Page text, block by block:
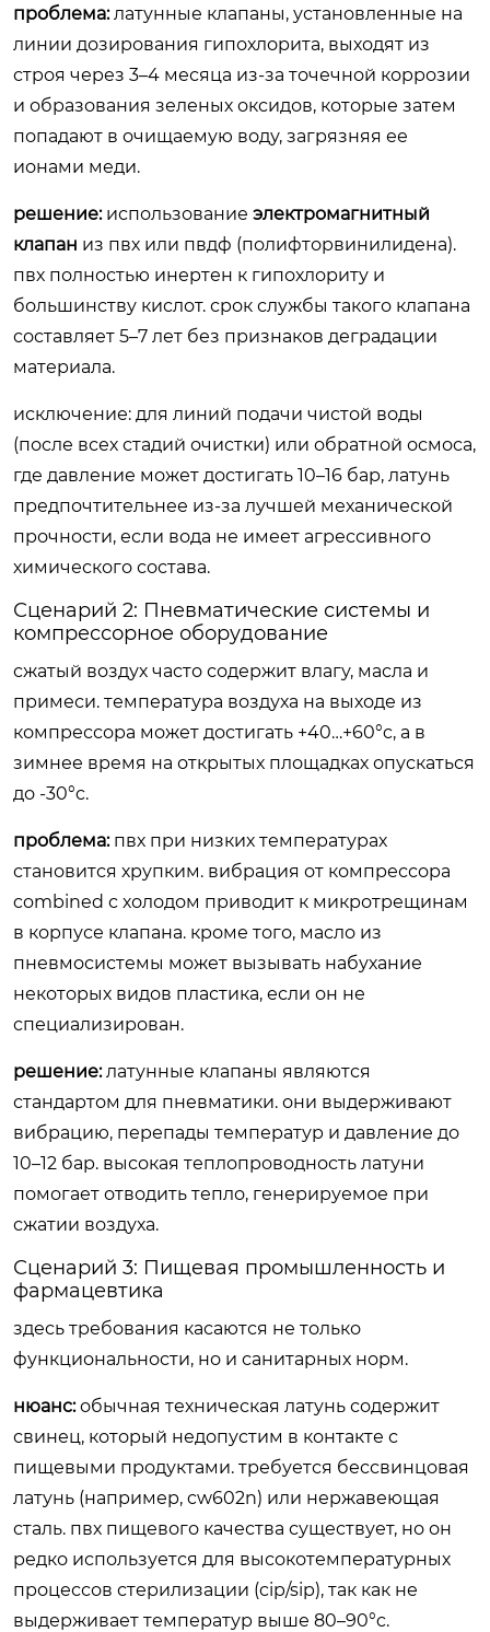
проблема:латунные клапаны, установленные на
линии дозирования гипохлорита, выходят из
строя через 3–4 месяца из-за точечной коррозии
и образования зеленых оксидов, которые затем
попадают в очищаемую воду, загрязняя ее
ионами меди.
решение:использование электромагнитный
клапан из пвх или пвдф (полифторвинилидена).
пвх полностью инертен к гипохлориту и
большинству кислот. срок службы такого клапана
составляет 5–7 лет без признаков деградации
материала.
исключение: для линий подачи чистой воды
(после всех стадий очистки) или обратной осмоса,
где давление может достигать 10–16 бар, латунь
предпочтительнее из-за лучшей механической
прочности, если вода не имеет агрессивного
химического состава.
Сценарий 2: Пневматические системы и
компрессорное оборудование
сжатый воздух часто содержит влагу, масла и
примеси. температура воздуха на выходе из
компрессора может достигать +40…+60°c, а в
зимнее время на открытых площадках опускаться
до -30°c.
проблема:пвх при низких температурах
становится хрупким. вибрация от компрессора
combined с холодом приводит к микротрещинам
в корпусе клапана. кроме того, масло из
пневмосистемы может вызывать набухание
некоторых видов пластика, если он не
специализирован.
решение:латунные клапаны являются
стандартом для пневматики. они выдерживают
вибрацию, перепады температур и давление до
10–12 бар. высокая теплопроводность латуни
помогает отводить тепло, генерируемое при
сжатии воздуха.
Сценарий 3: Пищевая промышленность и
фармацевтика
здесь требования касаются не только
функциональности, но и санитарных норм.
нюанс:обычная техническая латунь содержит
свинец, который недопустим в контакте с
пищевыми продуктами. требуется бессвинцовая
латунь (например, cw602n) или нержавеющая
сталь. пвх пищевого качества существует, но он
редко используется для высокотемпературных
процессов стерилизации (cip/sip), так как не
выдерживает температур выше 80–90°c.